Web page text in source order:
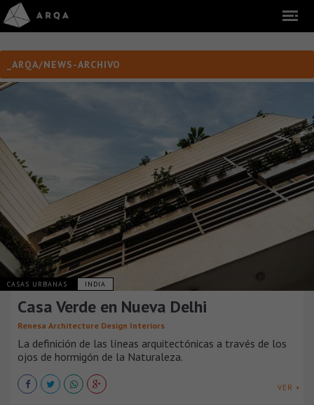
_ARQA/NEWS-ARCHIVO
CASAS URBANAS INDIA
Casa Verde en Nueva Delhi
Renesa Architecture Design Interiors
La definición de las líneas arquitectónicas a través de los
ojos de hormigón de la Naturaleza.
VER +